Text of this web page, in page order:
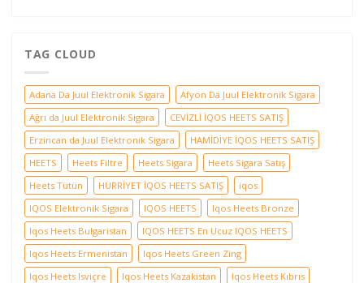
TAG CLOUD
Adana Da Juul Elektronik Sigara
Afyon Da Juul Elektronik Sigara
Ağrı da Juul Elektronik Sigara
CEVİZLİ İQOS HEETS SATIŞ
Erzincan da Juul Elektronik Sigara
HAMİDİYE İQOS HEETS SATIŞ
HEETS
Heets Filtre Heets Sigara
Heets Sigara Satış
Heets Tütün
HÜRRİYET İQOS HEETS SATIŞ
iqos
IQOS Elektronik Sigara
IQOS HEETS
Iqos Heets Bronze
Iqos Heets Bulgaristan
IQOS HEETS En Ucuz IQOS HEETS
Iqos Heets Ermenistan
Iqos Heets Green Zing
Iqos Heets Isviçre
Iqos Heets Kazakistan
Iqos Heets Kıbrıs